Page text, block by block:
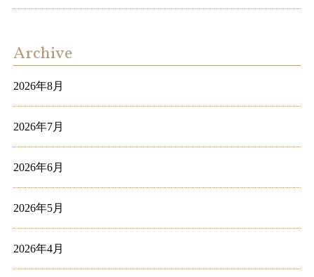
Archive
2026年8月
2026年7月
2026年6月
2026年5月
2026年4月